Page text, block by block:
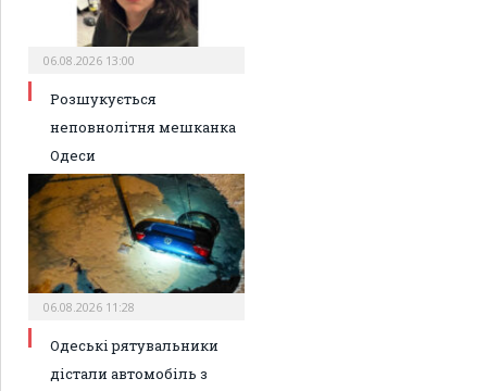
06.08.2026 13:00
Розшукується
неповнолітня мешканка
Одеси
06.08.2026 11:28
Одеські рятувальники
дістали автомобіль з